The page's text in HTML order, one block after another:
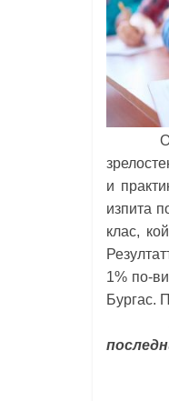
Бургас
От
и
изпита
клас,
1% по-
Бургас.